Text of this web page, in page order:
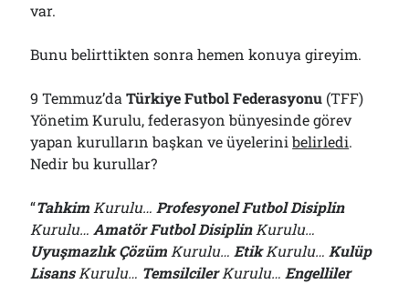
05/08/2026
03/08/2026
Teröristlere G……yle Güldürdünüz”
Arşivler
var.
Bunu belirttikten sonra hemen konuya gireyim.
9 Temmuz’daTürkiye Futbol Federasyonu (TFF)
Yönetim Kurulu, federasyon bünyesinde görev
yapan kurulların başkan ve üyelerinibelirledi.
Nedir bu kurullar?
“Tahkim Kurulu… ProfesyonelFutbol Disiplin
Kurulu…Amatör Futbol DisiplinKurulu…
Uyuşmazlık Çözüm Kurulu… EtikKurulu… Kulüp
LisansKurulu… TemsilcilerKurulu… Engelliler